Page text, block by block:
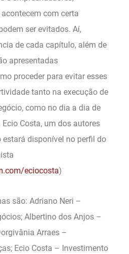
com certa
ser evitados. Aí,
de cada capítulo, além de
apresentadas
proceder para evitar esses
tanto na execução de
como no dia a dia de
Costa, um dos autores
disponível no perfil do
eciocosta)
são: Adriano Neri –
Albertino dos Anjos –
Arraes –
Ecio Costa – Investimento